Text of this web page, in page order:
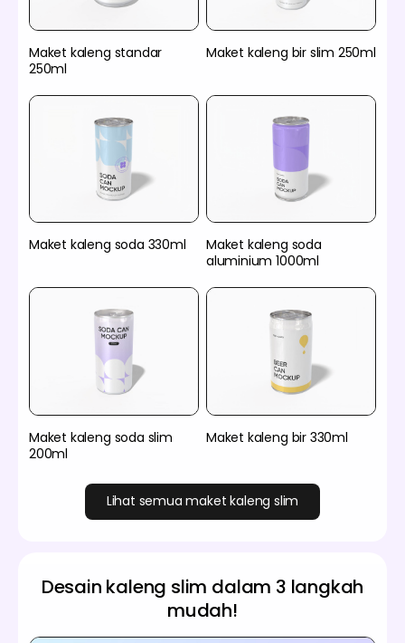
Maket kaleng standar
250ml
Maket kaleng bir slim 250ml
Maket kaleng soda 330ml
Maket kaleng soda
aluminium 1000ml
Maket kaleng soda slim
200ml
Maket kaleng bir 330ml
Lihat semua maket kaleng slim
Desain kaleng slim dalam 3 langkah
mudah!